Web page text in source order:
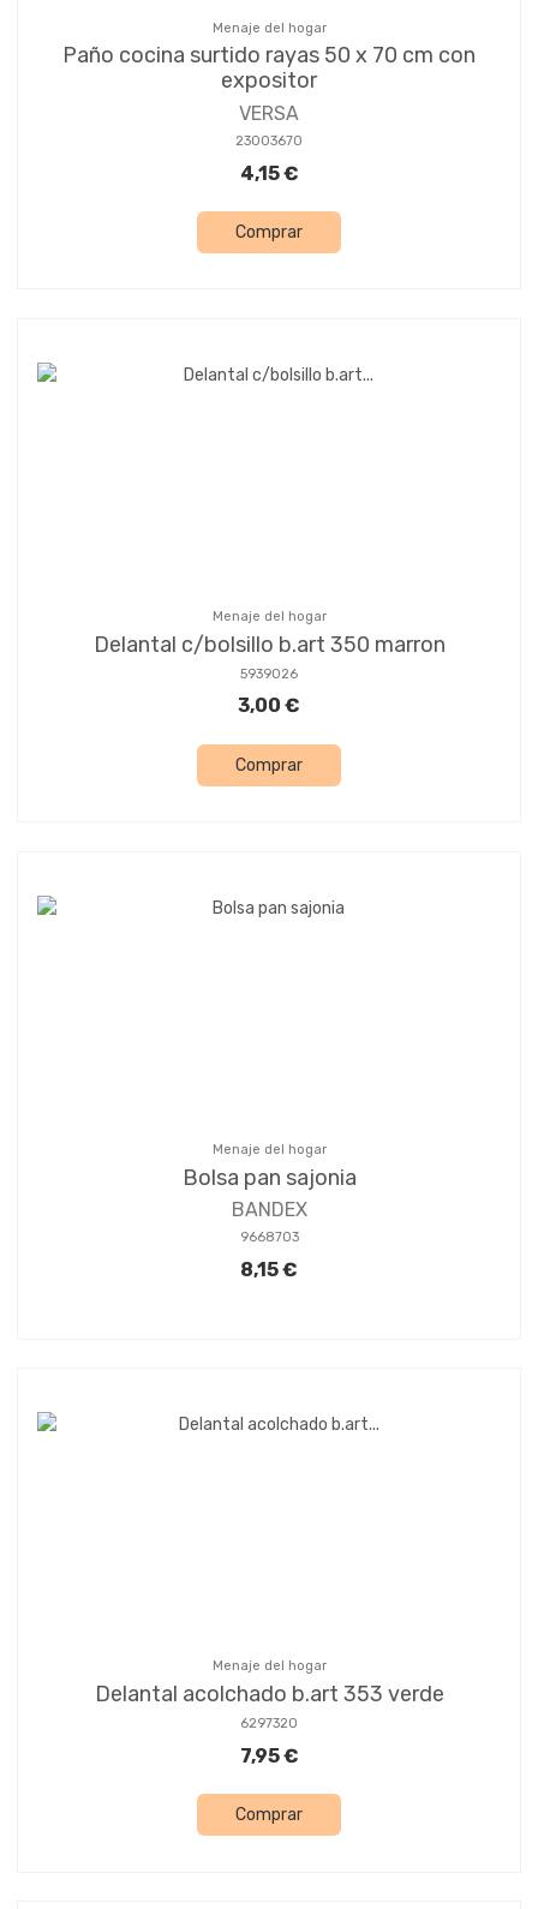
Menaje del hogar
Paño cocina surtido rayas 50 x 70 cm con
expositor
VERSA
23003670
4,15 €
Comprar
Menaje del hogar
Delantal c/bolsillo b.art 350 marron
5939026
3,00 €
Comprar
Menaje del hogar
Bolsa pan sajonia
BANDEX
9668703
8,15 €
Menaje del hogar
Delantal acolchado b.art 353 verde
6297320
7,95 €
Comprar